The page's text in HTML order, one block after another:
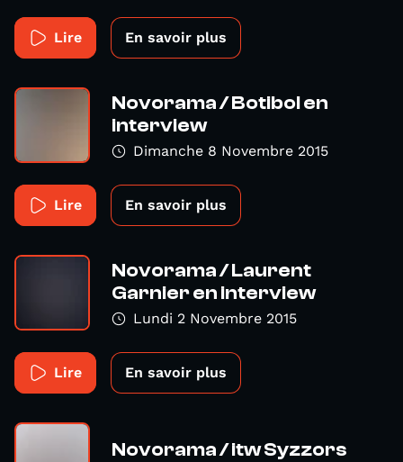
Lire En savoir plus
Novorama / Botibol en
interview
Dimanche 8 Novembre 2015
Lire En savoir plus
Novorama / Laurent
Garnier en interview
Lundi 2 Novembre 2015
Lire En savoir plus
Novorama / itw Syzzors